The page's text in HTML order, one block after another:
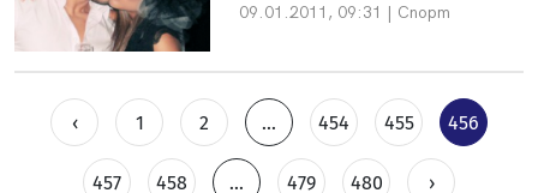
09.01.2011, 09:31 | Спорт
‹ 1 2 ... 454 455 456
457 458 ... 479 480 ›